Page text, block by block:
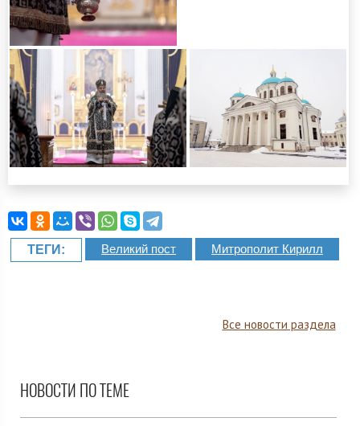
ТЕГИ: Великий пост Митрополит Кирилл
Все новости раздела
НОВОСТИ ПО ТЕМЕ